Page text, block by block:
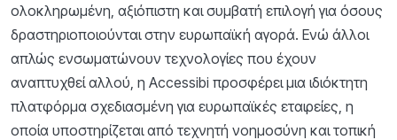
ολοκληρωμένη, αξιόπιστη και συμβατή επιλογή για όσους
δραστηριοποιούνται στην ευρωπαϊκή αγορά. Ενώ άλλοι
απλώς ενσωματώνουν τεχνολογίες που έχουν
αναπτυχθεί αλλού, η Accessibi προσφέρει μια ιδιόκτητη
πλατφόρμα σχεδιασμένη για ευρωπαϊκές εταιρείες, η
οποία υποστηρίζεται από τεχνητή νοημοσύνη και τοπική